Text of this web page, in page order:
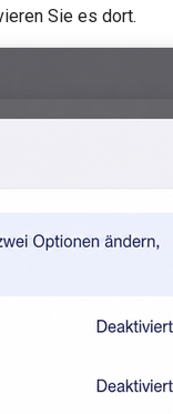
Sie es dort.